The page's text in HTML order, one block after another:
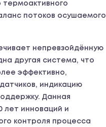
термоактивного
потоков осушаемого
непревзойдённую
другая система, что
эффективно,
индикацию
Данная
лет инноваций и
контроля процесса